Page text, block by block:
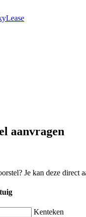
aanvragen
Je kan deze direct
Kenteken